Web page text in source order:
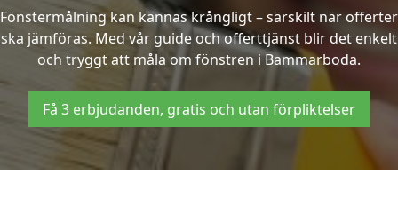
Fönstermålning kan kännas krångligt – särskilt när offerter
ska jämföras. Med vår guide och offerttjänst blir det enkelt
och tryggt att måla om fönstren i Bammarboda.
Få 3 erbjudanden, gratis och utan förpliktelser